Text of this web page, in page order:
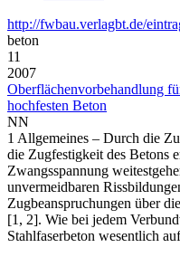
http://fwbau.verlagbt.de/
beton
11
2007
Oberflächenvorbehandlung
hochfesten Beton
NN
1 Allgemeines – Durch die
die Zugfestigkeit des Betons
Zwangsspannung
unvermeidbaren
Zugbeanspruchungen über
[1, 2]. Wie bei jedem
Stahlfaserbeton wesentlich